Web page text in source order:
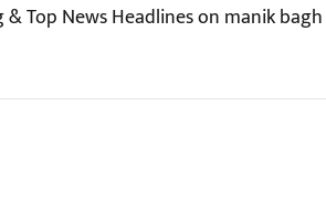
Top News Headlines on manik